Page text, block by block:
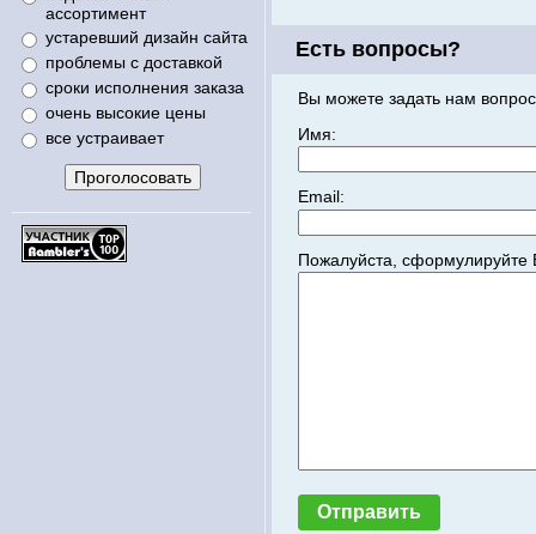
ассортимент
устаревший дизайн сайта
проблемы с доставкой
сроки исполнения заказа
очень высокие цены
все устраивает
Есть вопросы?
Вы можете задать нам
Имя:
Email:
Пожалуйста,